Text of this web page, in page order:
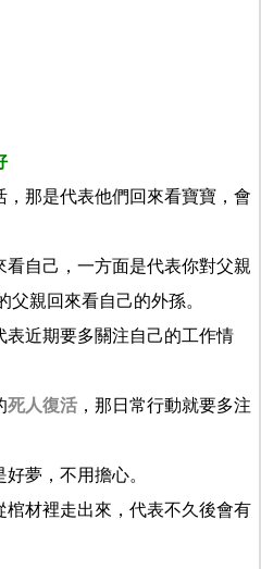
那是代表他們回來看寶寶，會
自己，一方面是代表你對父親
父親回來看自己的外孫。
近期要多關注自己的工作情
死人復活 ，那日常行動就要多注
夢，不用擔心。
棺材裡走出來，代表不久後會有